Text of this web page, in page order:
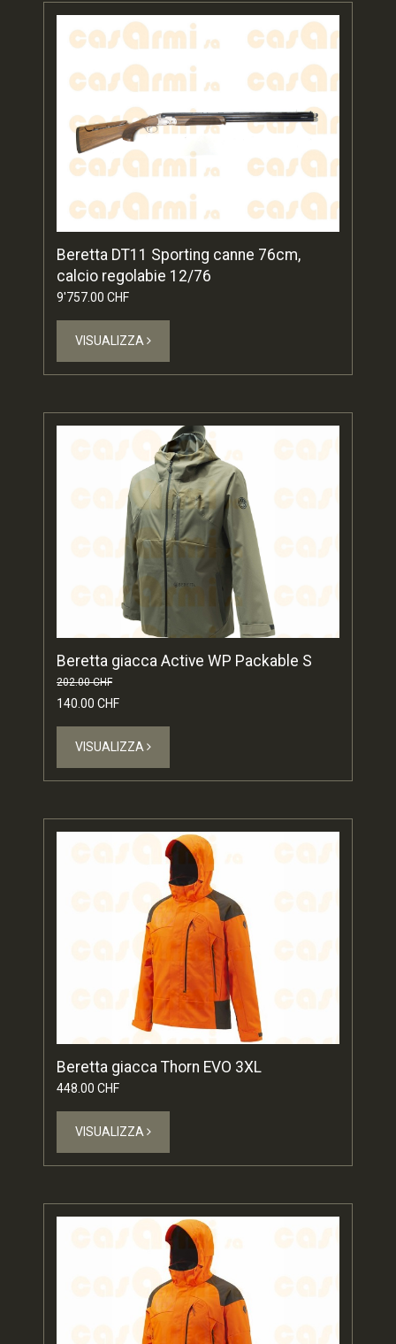
Beretta DT11 Sporting canne 76cm,
calcio regolabie 12/76
9'757.00 CHF
VISUALIZZA
Beretta giacca Active WP Packable S
202.00 CHF
140.00 CHF
VISUALIZZA
Beretta giacca Thorn EVO 3XL
448.00 CHF
VISUALIZZA